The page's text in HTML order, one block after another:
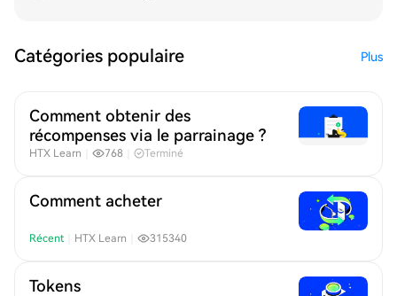
Catégories populaire Plus
Comment obtenir des
récompenses via le parrainage ?
HTX Learn 768 Terminé
Comment acheter
Récent｜ HTX Learn 315340
Tokens